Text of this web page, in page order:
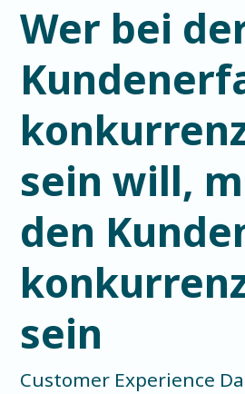
Wer bei
sein will,
den
sein
Customer Experience